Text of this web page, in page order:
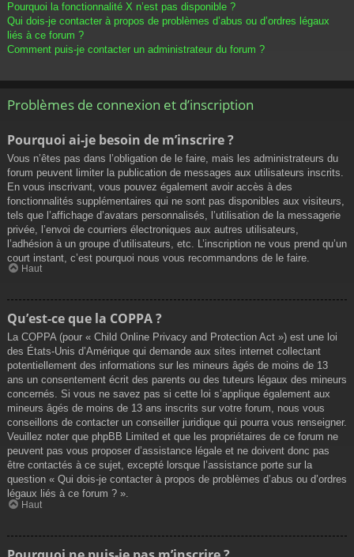
Pourquoi la fonctionnalité X n’est pas disponible ?
Qui dois-je contacter à propos de problèmes d’abus ou d’ordres légaux
liés à ce forum ?
Comment puis-je contacter un administrateur du forum ?
Problèmes de connexion et d’inscription
Pourquoi ai-je besoin de m’inscrire ?
Vous n’êtes pas dans l’obligation de le faire, mais les administrateurs du
forum peuvent limiter la publication de messages aux utilisateurs inscrits.
En vous inscrivant, vous pouvez également avoir accès à des
fonctionnalités supplémentaires qui ne sont pas disponibles aux visiteurs,
tels que l’affichage d’avatars personnalisés, l’utilisation de la messagerie
privée, l’envoi de courriers électroniques aux autres utilisateurs,
l’adhésion à un groupe d’utilisateurs, etc. L’inscription ne vous prend qu’un
court instant, c’est pourquoi nous vous recommandons de le faire.
Haut
Qu’est-ce que la COPPA ?
La COPPA (pour « Child Online Privacy and Protection Act ») est une loi
des États-Unis d’Amérique qui demande aux sites internet collectant
potentiellement des informations sur les mineurs âgés de moins de 13
ans un consentement écrit des parents ou des tuteurs légaux des mineurs
concernés. Si vous ne savez pas si cette loi s’applique également aux
mineurs âgés de moins de 13 ans inscrits sur votre forum, nous vous
conseillons de contacter un conseiller juridique qui pourra vous renseigner.
Veuillez noter que phpBB Limited et que les propriétaires de ce forum ne
peuvent pas vous proposer d’assistance légale et ne doivent donc pas
être contactés à ce sujet, excepté lorsque l’assistance porte sur la
question « Qui dois-je contacter à propos de problèmes d’abus ou d’ordres
légaux liés à ce forum ? ».
Haut